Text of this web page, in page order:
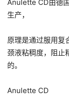
Anulette CD由德
生产，
原理是通过服用复
颈液粘稠度，阻止
的。
Anulette CD